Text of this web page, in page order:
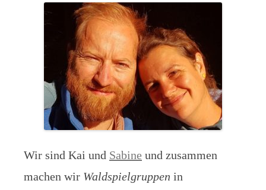
Wir sind Kai und Sabine und zusammen
machen wir Waldspielgruppen in